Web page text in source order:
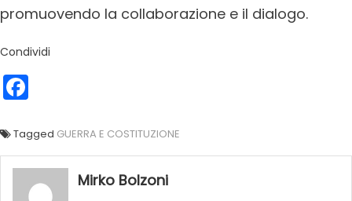
promuovendo la collaborazione e il dialogo.
Condividi
Tagged GUERRA E COSTITUZIONE
Mirko Bolzoni